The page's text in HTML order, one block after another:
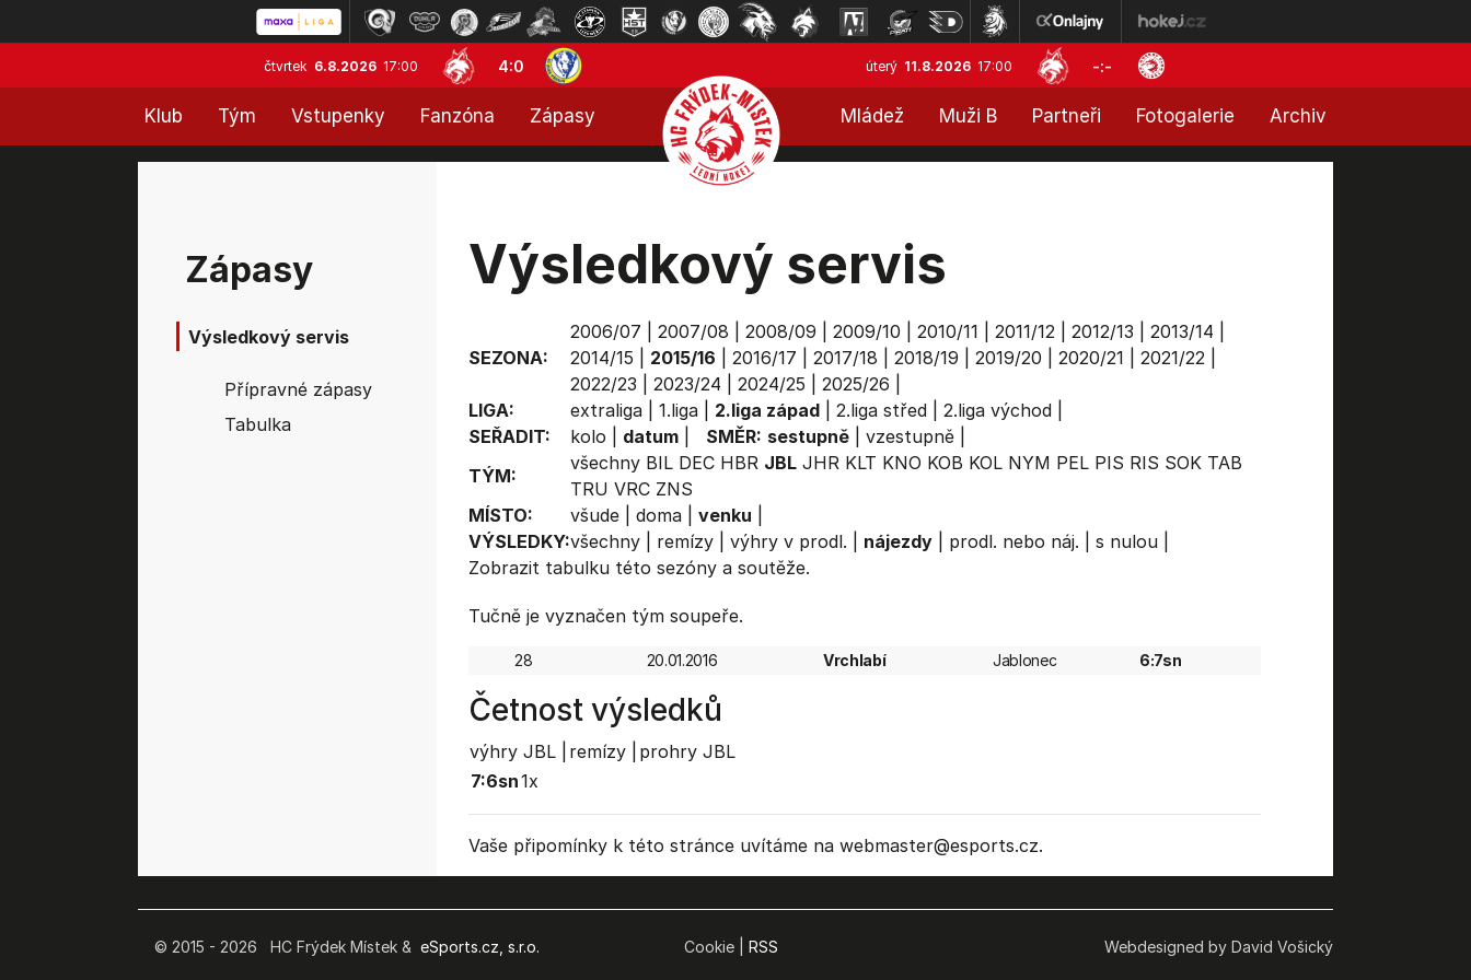
čtvrtek 6.8.2026 17:00 4:0 úterý 11.8.2026 17:00 -:-
Klub Tým Vstupenky Fanzóna Zápasy Mládež Muži B Partneři Fotogalerie Archiv
Zápasy
Výsledkový servis
Přípravné zápasy
Tabulka
Výsledkový servis
SEZONA:
2006/07 2007/08 2008/09 2009/10 2010/11 2011/12| 2012/13 2013/14
2014/15
2015/16 2016/17 2017/18 2018/19 2019/20 2020/21 2021/22|
2022/23
2023/24 2024/25 2025/26
LIGA:
extraliga| 1.liga| 2.liga západ| 2.liga střed| 2.liga východ|
SEŘADIT:
kolo datum| SMĚR: sestupně| vzestupně|
TÝM:
všechny BIL DEC HBR JBL JHR KLT KNO KOB KOL NYM PEL PIS RIS SOK TAB
TRU VRC ZNS
MÍSTO:
všude| doma| venku
VÝSLEDKY:všechny| remízy| výhry v prodl. nájezdy| prodl. nebo náj. s nulou|
Zobrazit tabulkutéto sezóny a soutěže.
Tučně je vyznačen tým soupeře.
28 20.01.2016 Vrchlabí Jablonec 6:7sn
Četnost výsledků
výhry JBL | remízy |
prohry JBL
7:6sn1x
Vaše připomínky k této stránce uvítáme na webmaster@esports.cz.
© 2015 - 2026 HC Frýdek Místek &eSports.cz, s.r.o. Cookie | RSS Webdesigned by David Vošický